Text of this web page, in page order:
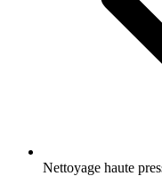
Nettoyage haute